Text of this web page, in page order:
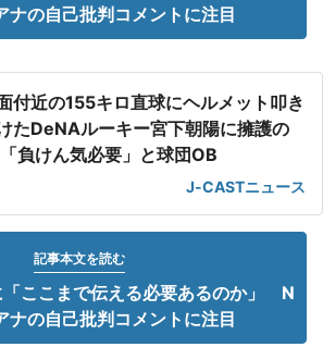
ナの自己批判コメントに注目
付近の155キロ直球にヘルメット叩き
たDeNAルーキー宮下朝陽に擁護の
負けん気必要」と球団OB
J-CASTニュース
記事本文を読む
「ここまで伝える必要あるのか」 N
ナの自己批判コメントに注目